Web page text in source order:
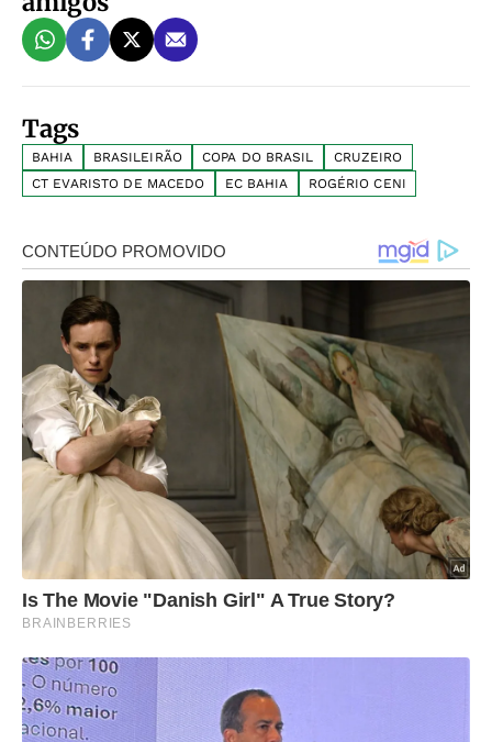
Tags
BAHIA BRASILEIRÃO COPA DO BRASIL
CRUZEIRO
CT EVARISTO DE MACEDO
EC BAHIA ROGÉRIO CENI